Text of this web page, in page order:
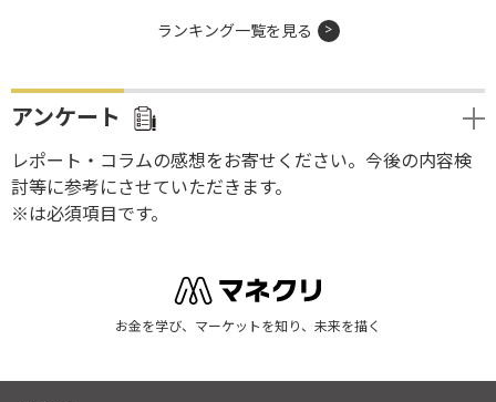
ランキング一覧を見る
アンケート
レポート・コラムの感想をお寄せください。今後の内容検
討等に参考にさせていただきます。
※は必須項目です。
お金を学び、マーケットを知り、未来を描く